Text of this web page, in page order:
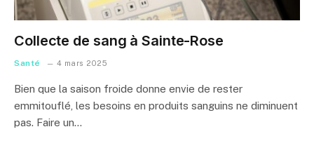
Collecte de sang à Sainte-Rose
Santé 4 mars 2025
Bien que la saison froide donne envie de rester
emmitouflé, les besoins en produits sanguins ne diminuent
pas. Faire un…